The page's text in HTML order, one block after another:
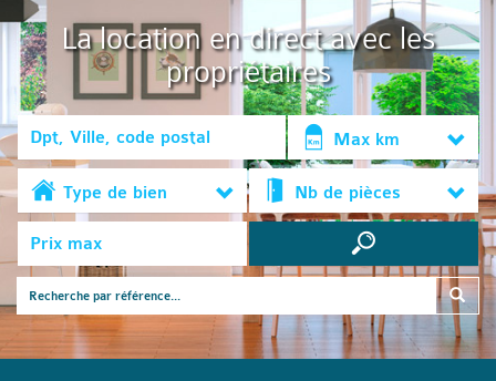
La location en direct avec les
propriétaires
Max km
Type de bien Nb de pièces